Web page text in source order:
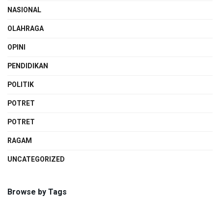
NASIONAL
OLAHRAGA
OPINI
PENDIDIKAN
POLITIK
POTRET
POTRET
RAGAM
UNCATEGORIZED
Browse by Tags